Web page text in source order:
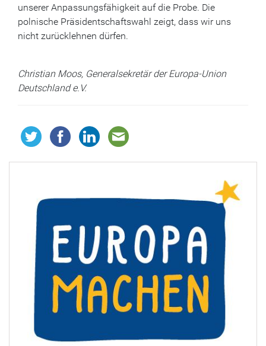
unserer Anpassungsfähigkeit auf die Probe. Die
polnische Präsidentschaftswahl zeigt, dass wir uns
nicht zurücklehnen dürfen.
Christian Moos, Generalsekretär der Europa-Union
Deutschland e.V.